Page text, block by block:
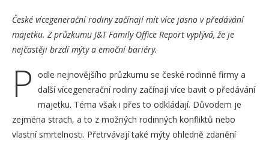
České vícegenerační rodiny začínají mít více jasno v předávání
majetku. Z průzkumu J&T Family Office Report vyplývá, že je
nejčastěji brzdí mýty a emoční bariéry.
P odle nejnovějšího průzkumu se české rodinné firmy a
další vícegenerační rodiny začínají více bavit o předávání
majetku. Téma však i přes to odkládají. Důvodem je
zejména strach, a to z možných rodinných konfliktů nebo
vlastní smrtelnosti. Přetrvávají také mýty ohledně zdanění